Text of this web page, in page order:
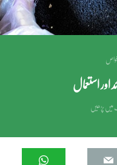
اور استعمال